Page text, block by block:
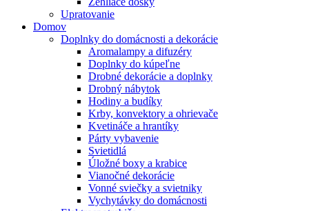
Upratovanie
Domov
Doplnky do domácnosti a dekorácie
Aromalampy a difuzéry
Doplnky do kúpeľne
Drobné dekorácie a doplnky
Drobný nábytok
Hodiny a budíky
Krby, konvektory a ohrievače
Kvetináče a hrantíky
Párty vybavenie
Svietidlá
Úložné boxy a krabice
Vianočné dekorácie
Vonné sviečky a svietniky
Vychytávky do domácnosti